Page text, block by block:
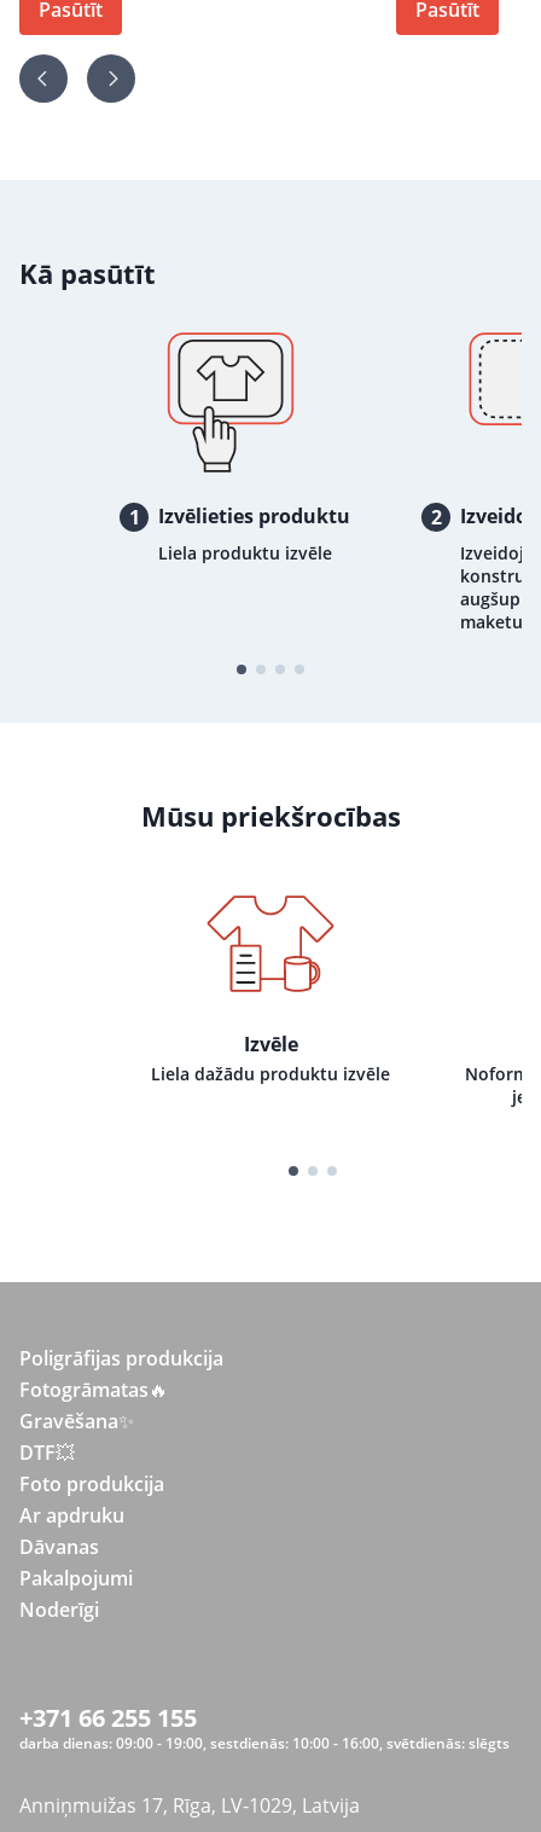
Pasūtīt Pasūtīt
Kā pasūtīt
1 Izvēlieties produktu
Liela produktu izvēle
2
maketu
Mūsu priekšrocības
Izvēle
Liela dažādu produktu izvēle
Poligrāfijas produkcija
Fotogrāmatas🔥
Gravēšana✨
DTF💥
Foto produkcija
Ar apdruku
Dāvanas
Pakalpojumi
Noderīgi
+371 66 255 155
darba dienas: 09:00 - 19:00, sestdienās: 10:00 - 16:00, svētdienās: slēgts
Anniņmuižas 17, Rīga, LV-1029, Latvija